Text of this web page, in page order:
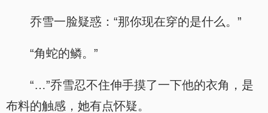
乔雪一脸疑惑：“那你现在穿的是什么。”
“角蛇的鳞。”
“…”乔雪忍不住伸手摸了一下他的衣角，是
布料的触感，她有点怀疑。